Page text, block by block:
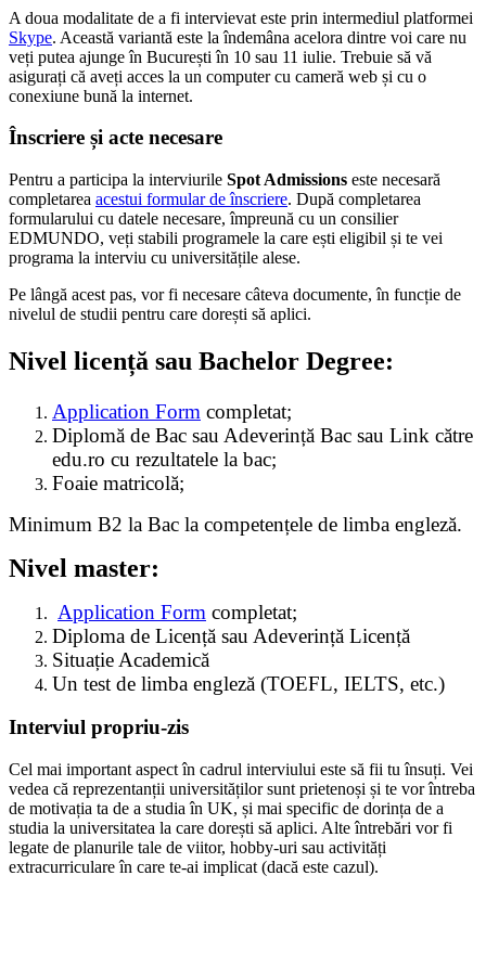
A doua modalitate de a fi intervievat este prin intermediul platformei
Skype. Această variantă este la îndemâna acelora dintre voi care nu
veți putea ajunge în București în 10 sau 11 iulie. Trebuie să vă
asigurați că aveți acces la un computer cu cameră web și cu o
conexiune bună la internet.
Înscriere și acte necesare
Pentru a participa la interviurile Spot Admissions este necesară
completarea acestui formular de înscriere. După completarea
formularului cu datele necesare, împreună cu un consilier
EDMUNDO, veți stabili programele la care ești eligibil și te vei
programa la interviu cu universitățile alese.
Pe lângă acest pas, vor fi necesare câteva documente, în funcție de
nivelul de studii pentru care dorești să aplici.
Nivel licență sau Bachelor Degree:
Application Form completat;
Diplomă de Bac sau Adeverință Bac sau Link către
edu.ro cu rezultatele la bac;
Foaie matricolă;
Minimum B2 la Bac la competențele de limba engleză.
Nivel master:
Application Form completat;
Diploma de Licență sau Adeverință Licență
Situație Academică
Un test de limba engleză (TOEFL, IELTS, etc.)
Interviul propriu-zis
Cel mai important aspect în cadrul interviului este să fii tu însuți. Vei
vedea că reprezentanții universităților sunt prietenoși și te vor întreba
de motivația ta de a studia în UK, și mai specific de dorința de a
studia la universitatea la care dorești să aplici. Alte întrebări vor fi
legate de planurile tale de viitor, hobby-uri sau activități
extracurriculare în care te-ai implicat (dacă este cazul).